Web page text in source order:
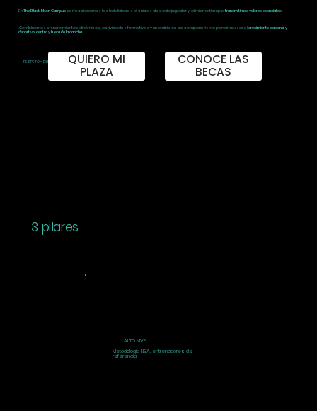
EnThe Black Moon Campusperfeccionamos las habilidades técnicas de cada jugador y, al mismo tiempo,transmitimos valores esenciales:
.Combinamos entrenamientos dinámicos, actividades formativas y un ambiente de compañerismo para impulsar elcrecimiento personal y
deportivo, dentro y fuera de la cancha.
RESPETO - DISCIPLINA - TRABAJO EN EQUIPO
QUIERO MI
PLAZA
CONOCE LAS
BECAS
3 pilares
ALTO NIVEL
Metodología NBA, entrenadores de
referencia.